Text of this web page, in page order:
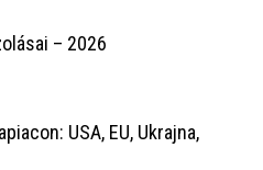
– 2026
USA, EU, Ukrajna,